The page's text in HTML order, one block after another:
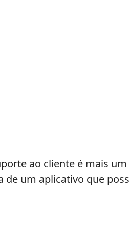
ao cliente é mais
de um aplicativo que